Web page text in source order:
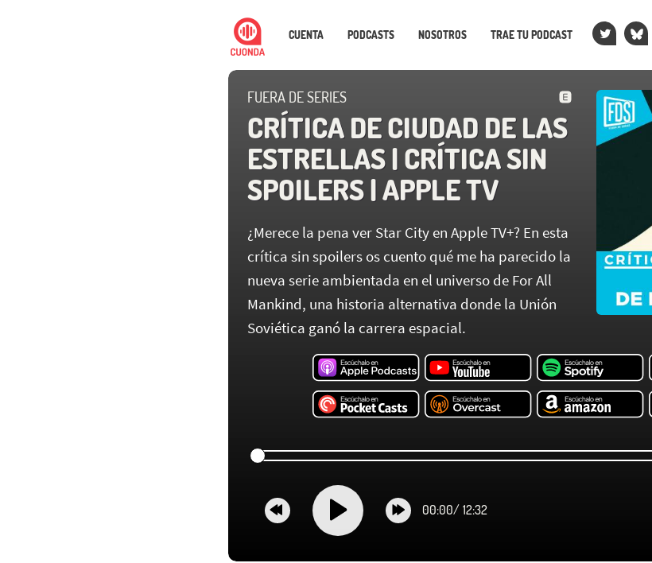
CUENTA PODCASTS NOSOTROS TRAE TU PODCAST
FUERA DE SERIES
CRÍTICA DE CIUDAD DE LAS
ESTRELLAS | CRÍTICA SIN
SPOILERS | APPLE TV
¿Merece la pena ver Star City en Apple TV+? En esta
crítica sin spoilers os cuento qué me ha parecido la
nueva serie ambientada en el universo de For All
Mankind, una historia alternativa donde la Unión
Soviética ganó la carrera espacial.
00:00/ 12:32